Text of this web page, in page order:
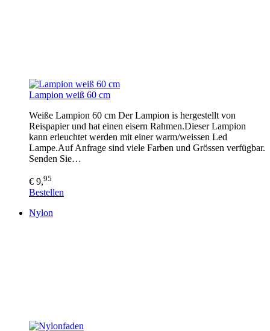
Lampion weiß 60 cm
Weiße Lampion 60 cm Der Lampion is hergestellt von
Reispapier und hat einen eisern Rahmen.Dieser Lampion
kann erleuchtet werden mit einer warm/weissen Led
Lampe.Auf Anfrage sind viele Farben und Grössen verfügbar.
Senden Sie…
€ 9,95
Bestellen
Nylon